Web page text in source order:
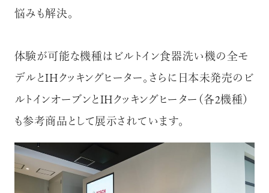
悩みも解決。
体験が可能な機種はビルトイン食器洗い機の全モ
デルとIHクッキングヒーター。さらに日本未発売のビ
ルトインオーブンとIHクッキングヒーター（各2機種）
も参考商品として展示されています。